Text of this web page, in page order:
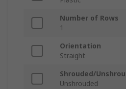
Number of Rows
1
Orientation
Straight
Shrouded/
Unshrouded